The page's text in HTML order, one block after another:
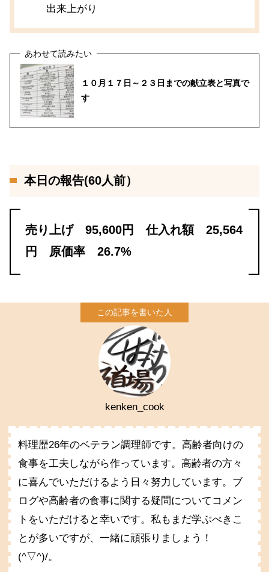
出来上がり
１０月１７日～２３日までの献立表と写真で
す
本日の報告(60人前）
売り上げ 95,600円 仕入れ額 25,564
円 原価率 26.7%
kenken_cook
料理歴26年のベテラン調理師です。高齢者向けの
食事を工夫しながら作っています。高齢者の方々
に喜んでいただけるよう日々努力しています。ブ
ログや高齢者の食事に関する疑問についてコメン
トをいただけると幸いです。私もまだ学ぶべきこ
とが多いですが、一緒に頑張りましょう！
(^▽^)/。